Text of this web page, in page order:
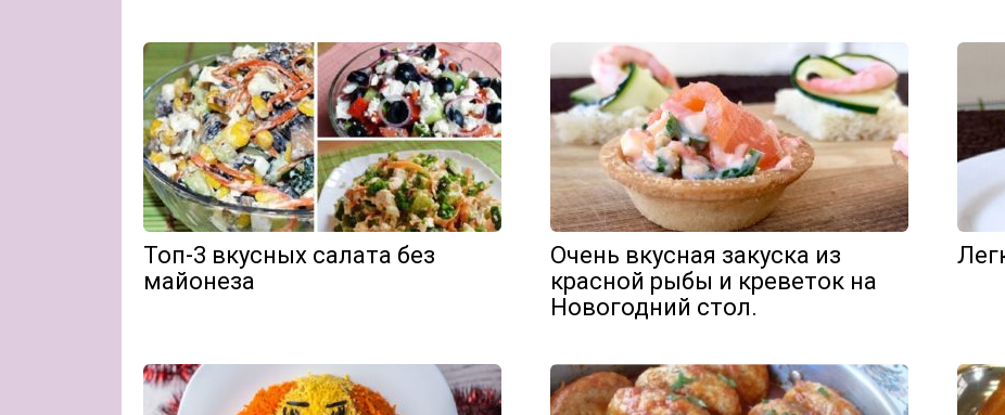
Топ-3 вкусных салата без
майонеза
Очень вкусная закуска из
красной рыбы и креветок на
Новогодний стол.